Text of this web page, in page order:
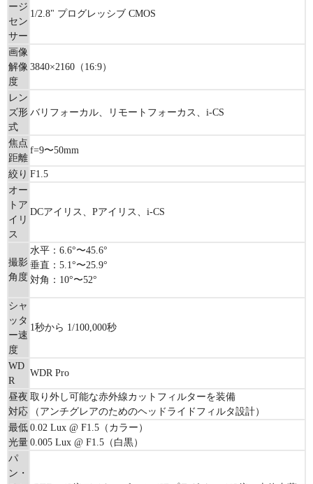
ージ
セン
サー
1/2.8" プログレッシブ CMOS
画像
解像
度
3840×2160（16:9）
レン
ズ形
式
バリフォーカル、リモートフォーカス、i-CS
焦点
距離
f=9〜50mm
絞り F1.5
オー
トア
イリ
ス
DCアイリス、Pアイリス、i-CS
撮影
角度
水平：6.6°〜45.6°
垂直：5.1°〜25.9°
対角：10°〜52°
シャ
ッタ
ー速
度
1秒から 1/100,000秒
WD
R
WDR Pro
昼夜
対応
取り外し可能な赤外線カットフィルターを装備
（アンチグレアのためのヘッドライドフィルタ設計）
最低
光量
0.02 Lux @ F1.5（カラー）
0.005 Lux @ F1.5（白黒）
パ
ン・